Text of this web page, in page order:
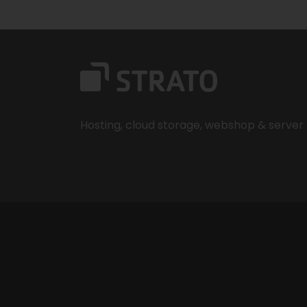
Hosting, cloud storage, webshop & server